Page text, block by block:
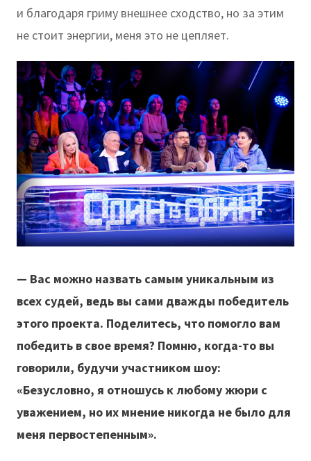
и благодаря гриму внешнее сходство, но за этим
не стоит энергии, меня это не цепляет.
— Вас можно назвать самым уникальным из
всех судей, ведь вы сами дважды победитель
этого проекта. Поделитесь, что помогло вам
победить в свое время? Помню, когда-то вы
говорили, будучи участником шоу:
«Безусловно, я отношусь к любому жюри с
уважением, но их мнение никогда не было для
меня первостепенным».